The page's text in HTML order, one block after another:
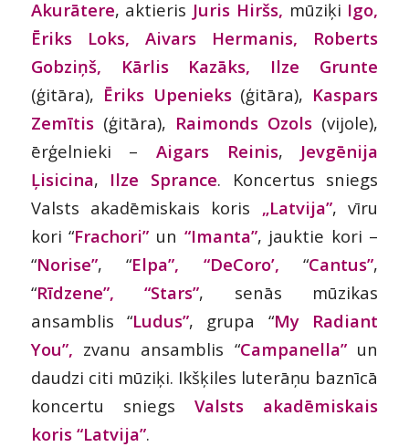
Akurātere, aktieris Juris Hiršs, mūziķi Igo,
Ēriks Loks,
Aivars Hermanis,
Roberts
Gobziņš, Kārlis Kazāks, Ilze Grunte
(ģitāra), Ēriks Upenieks (ģitāra), Kaspars
Zemītis (ģitāra), Raimonds Ozols (vijole),
ērģelnieki – Aigars Reinis, Jevgēnija
Ļisicina, Ilze Sprance. Koncertus sniegs
Valsts akadēmiskais koris „Latvija”, vīru
kori “Frachori” un “Imanta”, jauktie kori –
“Norise”, “Elpa”, “DeCoro’, “Cantus”,
“Rīdzene”, “Stars”, senās mūzikas
ansamblis “Ludus”, grupa “My Radiant
You”, zvanu ansamblis “Campanella”un
daudzi citi mūziķi. Ikšķiles luterāņu baznīcā
koncertu sniegsValsts akadēmiskais
koris “Latvija”.